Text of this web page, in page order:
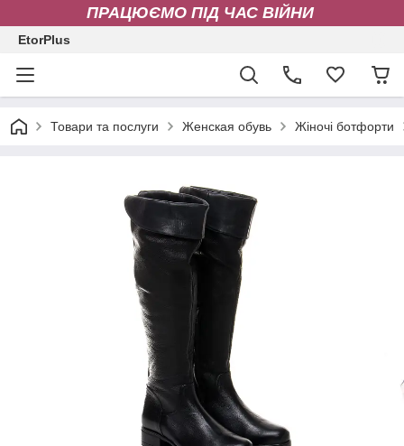
ПРАЦЮЄМО ПІД ЧАС ВІЙНИ
EtorPlus
Товари та послуги Женская обувь Жіночі ботфорти